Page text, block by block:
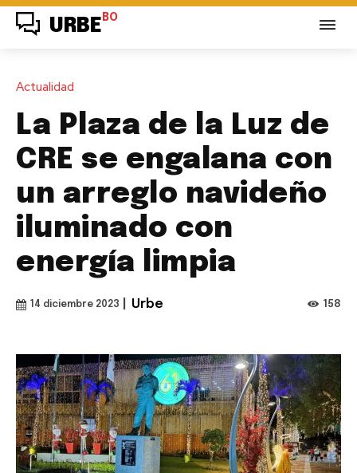
URBE BO
Actualidad
La Plaza de la Luz de
CRE se engalana con
un arreglo navideño
iluminado con
energía limpia
14 diciembre 2023 Urbe 158